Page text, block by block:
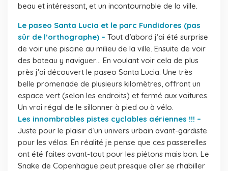
beau et intéressant, et un incontournable de la ville.
Le paseo Santa Lucia et le parc Fundidores (pas
sûr de l’orthographe) – Tout d’abord j’ai été surprise
de voir une piscine au milieu de la ville. Ensuite de voir
des bateau y naviguer… En voulant voir cela de plus
près j’ai découvert le paseo Santa Lucia. Une très
belle promenade de plusieurs kilomètres, offrant un
espace vert (selon les endroits) et fermé aux voitures.
Un vrai régal de le sillonner à pied ou à vélo.
Les innombrables pistes cyclables aériennes !!! –
Juste pour le plaisir d’un univers urbain avant-gardiste
pour les vélos. En réalité je pense que ces passerelles
ont été faites avant-tout pour les piétons mais bon. Le
Snake de Copenhague peut presque aller se rhabiller